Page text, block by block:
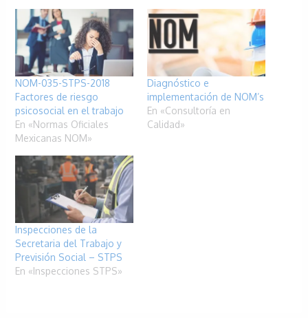
NOM-035-STPS-2018
Factores de riesgo
psicosocial en el trabajo
En «Normas Oficiales
Mexicanas NOM»
Diagnóstico e
implementación de NOM’s
En «Consultoría en
Calidad»
Inspecciones de la
Secretaria del Trabajo y
Previsión Social – STPS
En «Inspecciones STPS»